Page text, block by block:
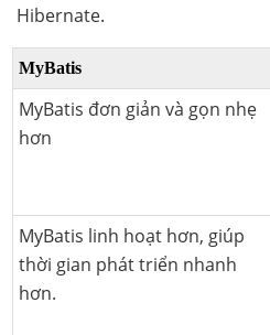
Hibernate.
MyBatis
MyBatis đơn giản và gọn nhẹ
hơn
MyBatis linh hoạt hơn, giúp
thời gian phát triển nhanh
hơn.